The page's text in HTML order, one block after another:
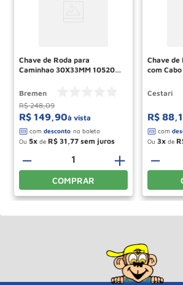
Chave de Roda para
Caminhao 30X33MM 10520
Bremen
R$ 248,09
R$ 149,90à vista
Ou 5 de R$ 31 77
＋
－
COMPRAR
Chave de
com Cabo
Cestari
R$ 88,
Ou 3 de
－